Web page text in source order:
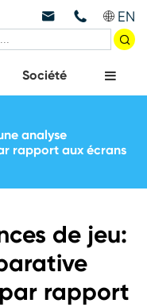
  EN

Société
analyse
rapport aux écrans
de jeu:
par rapport